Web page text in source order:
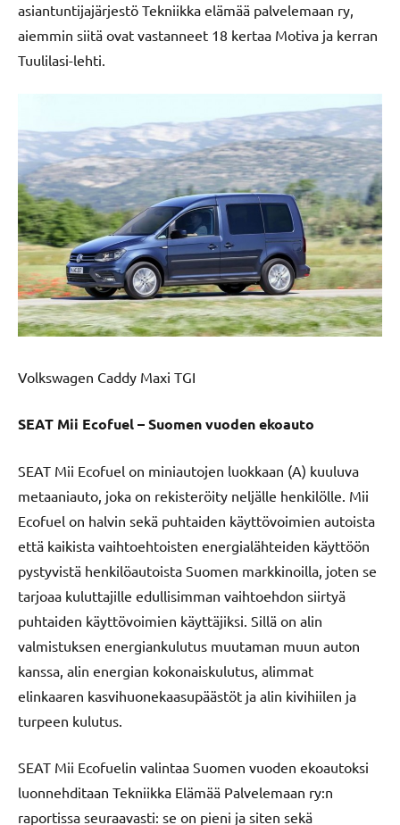
asiantuntijajärjestö Tekniikka elämää palvelemaan ry,
aiemmin siitä ovat vastanneet 18 kertaa Motiva ja kerran
Tuulilasi-lehti.
Volkswagen Caddy Maxi TGI
SEAT Mii Ecofuel – Suomen vuoden ekoauto
SEAT Mii Ecofuel on miniautojen luokkaan (A) kuuluva
metaaniauto, joka on rekisteröity neljälle henkilölle. Mii
Ecofuel on halvin sekä puhtaiden käyttövoimien autoista
että kaikista vaihtoehtoisten energialähteiden käyttöön
pystyvistä henkilöautoista Suomen markkinoilla, joten se
tarjoaa kuluttajille edullisimman vaihtoehdon siirtyä
puhtaiden käyttövoimien käyttäjiksi. Sillä on alin
valmistuksen energiankulutus muutaman muun auton
kanssa, alin energian kokonaiskulutus, alimmat
elinkaaren kasvihuonekaasupäästöt ja alin kivihiilen ja
turpeen kulutus.
SEAT Mii Ecofuelin valintaa Suomen vuoden ekoautoksi
luonnehditaan Tekniikka Elämää Palvelemaan ry:n
raportissa seuraavasti: se on pieni ja siten sekä